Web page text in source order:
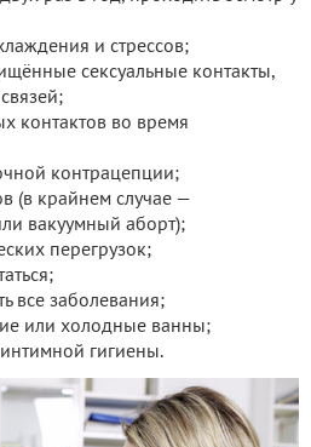
и стрессов;
сексуальные контакты,
контактов во время
контрацепции;
(в крайнем случае —
вакуумный аборт);
перегрузок;
все заболевания;
или холодные ванны;
гигиены.